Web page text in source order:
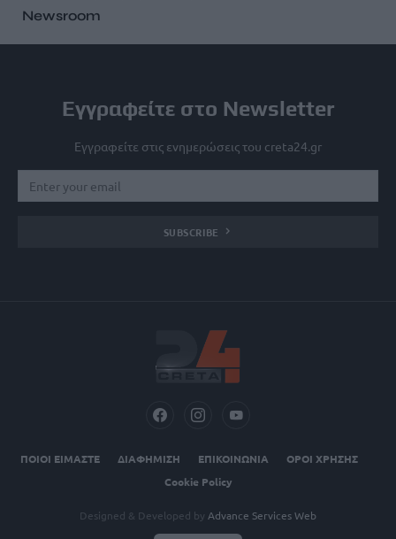
Newsroom
Εγγραφείτε στο Newsletter
Εγγραφείτε στις ενημερώσεις του creta24.gr
SUBSCRIBE
ΠΟΙΟΙ ΕΙΜΑΣΤΕ ΔΙΑΦΗΜΙΣΗ ΕΠΙΚΟΙΝΩΝΙΑ
ΟΡΟΙ ΧΡΗΣΗΣ
Cookie Policy
Designed & Developed by Advance Services Web